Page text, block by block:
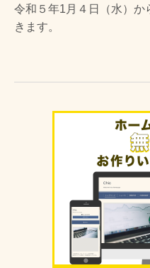
令和５年1月４日（水）か
きます。